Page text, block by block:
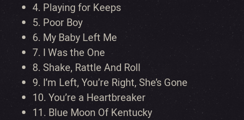
4. Playing for Keeps
5. Poor Boy
6. My Baby Left Me
7. I Was the One
8. Shake, Rattle And Roll
9. I’m Left, You’re Right, She’s Gone
10. You’re a Heartbreaker
11. Blue Moon Of Kentucky